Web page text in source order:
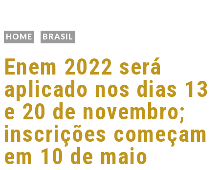
HOME BRASIL
Enem 2022 será
aplicado nos dias 13
e 20 de novembro;
inscrições começam
em 10 de maio